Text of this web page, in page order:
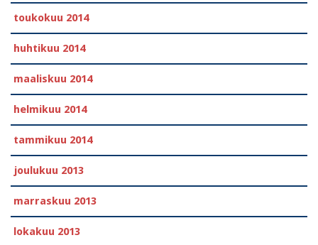
toukokuu 2014
huhtikuu 2014
maaliskuu 2014
helmikuu 2014
tammikuu 2014
joulukuu 2013
marraskuu 2013
lokakuu 2013